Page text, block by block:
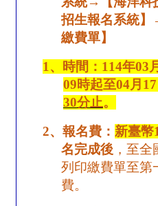
招生報名系統
繳費單】
1 、時間： 114年03
09時起至04月 17
30分止。
2、報名費： 新臺幣
名完成後 ，至全
列印繳費單至第
費。